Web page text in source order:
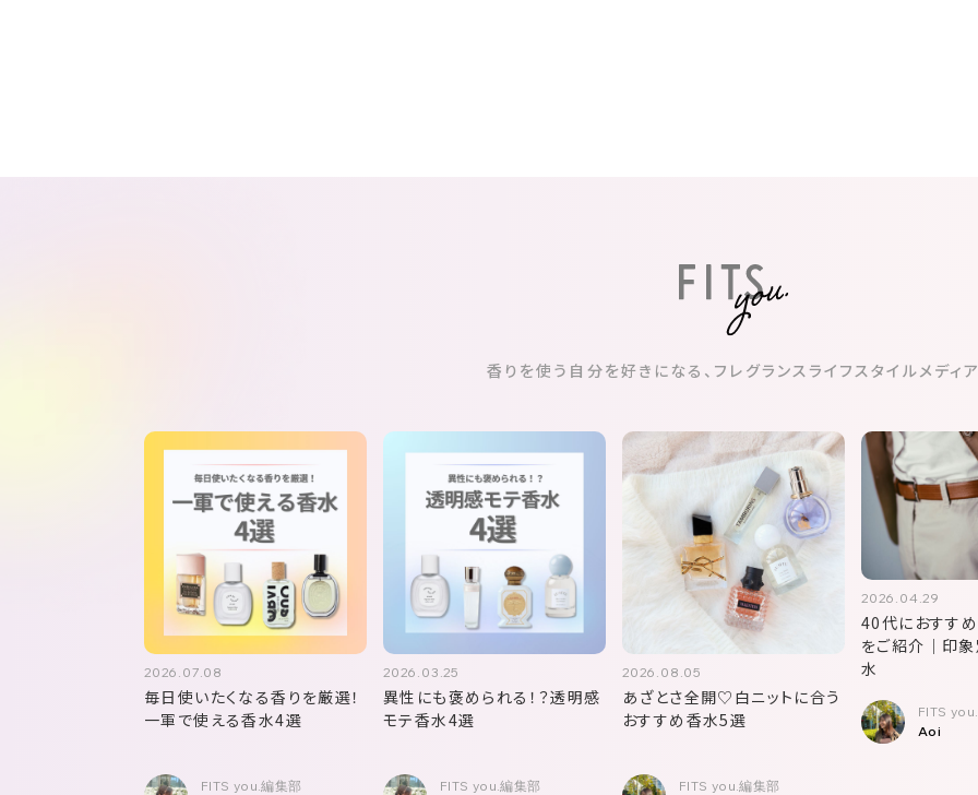
香りを使う自分を好きになる、 フレグランスライフスタイルメディ
2026.07.08
毎日使いたくなる香りを厳選！
一軍で使える香水4選
FITS you.編集部
2026.03.25
異性にも褒められる！？透明感
モテ香水4選
FITS you.編集部
2026.08.05
あざとさ全開♡白ニットに合う
おすすめ香水5選
FITS you.編集部
2026.04.29
40代におすす
をご紹介｜印
水
FITS
Aoi